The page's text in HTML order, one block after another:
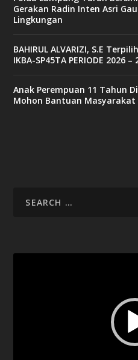
Gerakan Radin Inten Asri
Lingkungan
BAHIRUL ALVARIZI, S.E
IKBA-SP45TA PERIODE 2026 –
Anak Perempuan 11 Tahun
Mohon Bantuan Masyarakat